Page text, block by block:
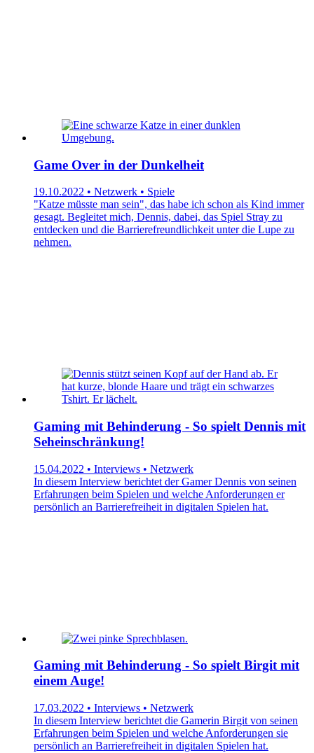
Game Over in der Dunkelheit
19.10.2022 • Netzwerk • Spiele
"Katze müsste man sein", das habe ich schon als Kind immer
gesagt. Begleitet mich, Dennis, dabei, das Spiel Stray zu
entdecken und die Barrierefreundlichkeit unter die Lupe zu
nehmen.
Gaming mit Behinderung - So spielt Dennis mit
Seheinschränkung!
15.04.2022 • Interviews • Netzwerk
In diesem Interview berichtet der Gamer Dennis von seinen
Erfahrungen beim Spielen und welche Anforderungen er
persönlich an Barrierefreiheit in digitalen Spielen hat.
Gaming mit Behinderung - So spielt Birgit mit
einem Auge!
17.03.2022 • Interviews • Netzwerk
In diesem Interview berichtet die Gamerin Birgit von seinen
Erfahrungen beim Spielen und welche Anforderungen sie
persönlich an Barrierefreiheit in digitalen Spielen hat.